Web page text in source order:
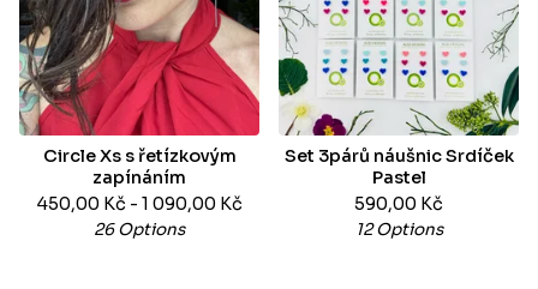
Circle Xs s řetízkovým
zapínáním
450,00 Kč - 1 090,00 Kč
26 Options
Set 3párů náušnic Srdíček
Pastel
590,00 Kč
12 Options